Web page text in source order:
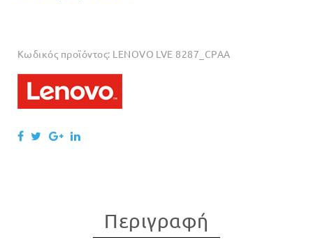
Κωδικός προϊόντος: LENOVO LVE 8287_CPAA
Περιγραφή